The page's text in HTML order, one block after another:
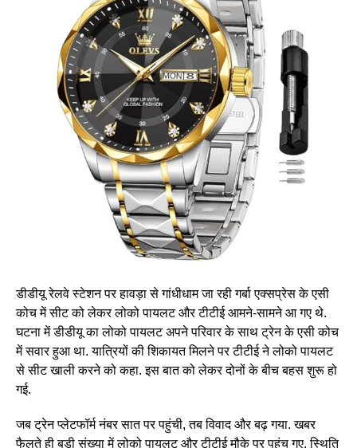
डीडीयू रेलवे स्टेशन पर हावड़ा से गांधीधाम जा रही गर्बा एक्सप्रेस के एसी
कोच में सीट को लेकर लोको पायलट और टीटीई आमने-सामने आ गए थे.
घटना में डीडीयू का लोको पायलट अपने परिवार के साथ ट्रेन के एसी कोच
में सवार हुआ था. यात्रियों की शिकायत मिलने पर टीटीई ने लोको पायलट
से सीट खाली करने को कहा. इस बात को लेकर दोनों के बीच बहस शुरू हो
गई.
जब ट्रेन प्लेटफॉर्म नंबर सात पर पहुंची, तब विवाद और बढ़ गया. खबर
फैलते ही बड़ी संख्या में लोको पायलट और टीटीई मौके पर पहुंच गए. स्थिति